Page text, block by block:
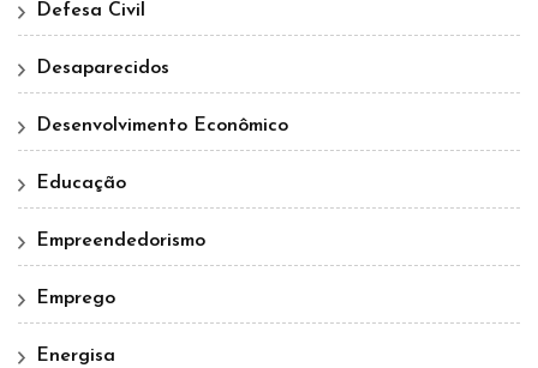
Defesa Civil
Desaparecidos
Desenvolvimento Econômico
Educação
Empreendedorismo
Emprego
Energisa